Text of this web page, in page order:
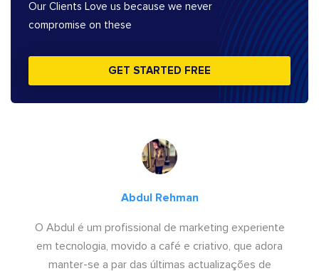
Our Clients Love us because we never
compromise on these
GET STARTED FREE
Abdul Rehman
O Abdul é um profissional de marketing experiente
em tecnologia, movido a café e criativo, que adora
manter-se a par das últimas actualizações de